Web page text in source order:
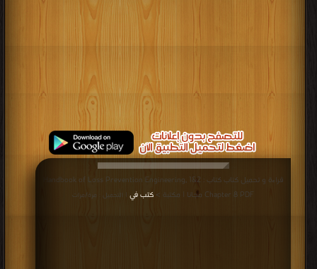
قراءة و تحميل كتاب كتاب Handbook of Loss Prevention Engineering, 1&2 :
Chapter 8 PDF مجانا | مكتبة >
كتب في | التحميل : مرة/مرات